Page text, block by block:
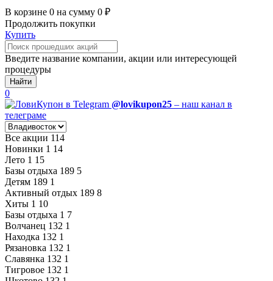
В корзине 0 на сумму 0 ₽
Продолжить покупки
Купить
Введите название компании, акции или интересующей
процедуры
Найти
0
@lovikupon25 – наш канал в
телеграме
Все акции 114
Новинки 1 14
Лето 1 15
Базы отдыха 189 5
Детям 189 1
Активный отдых 189 8
Хиты 1 10
Базы отдыха 1 7
Волчанец 132 1
Находка 132 1
Рязановка 132 1
Славянка 132 1
Тигровое 132 1